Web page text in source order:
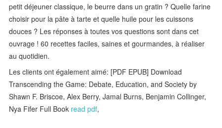
petit déjeuner classique, le beurre dans un gratin ? Quelle farine
choisir pour la pâte à tarte et quelle huile pour les cuissons
douces ? Les réponses à toutes vos questions sont dans cet
ouvrage ! 60 recettes faciles, saines et gourmandes, à réaliser
au quotidien.
Les clients ont également aimé: [PDF EPUB] Download
Transcending the Game: Debate, Education, and Society by
Shawn F. Briscoe, Alex Berry, Jamal Burns, Benjamin Collinger,
Nya Fifer Full Book read pdf,